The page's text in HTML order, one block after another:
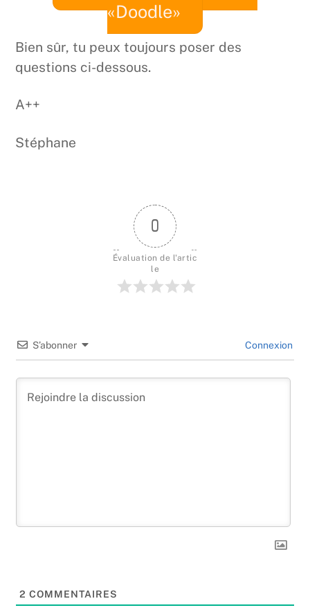
«Doodle»
Bien sûr, tu peux toujours poser des
questions ci-dessous.
A++
Stéphane
0
Évaluation de l'artic
le
S’abonner Connexion
2 COMMENTAIRES